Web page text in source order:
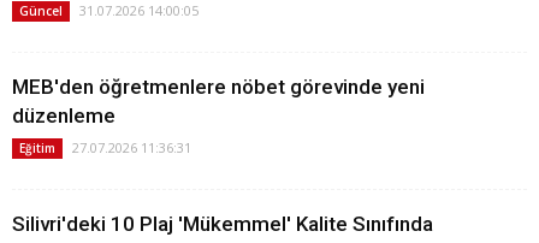
Güncel 31.07.2026 14:00:05
MEB'den öğretmenlere nöbet görevinde yeni
düzenleme
Eğitim 27.07.2026 11:36:31
Silivri'deki 10 Plaj 'Mükemmel' Kalite Sınıfında